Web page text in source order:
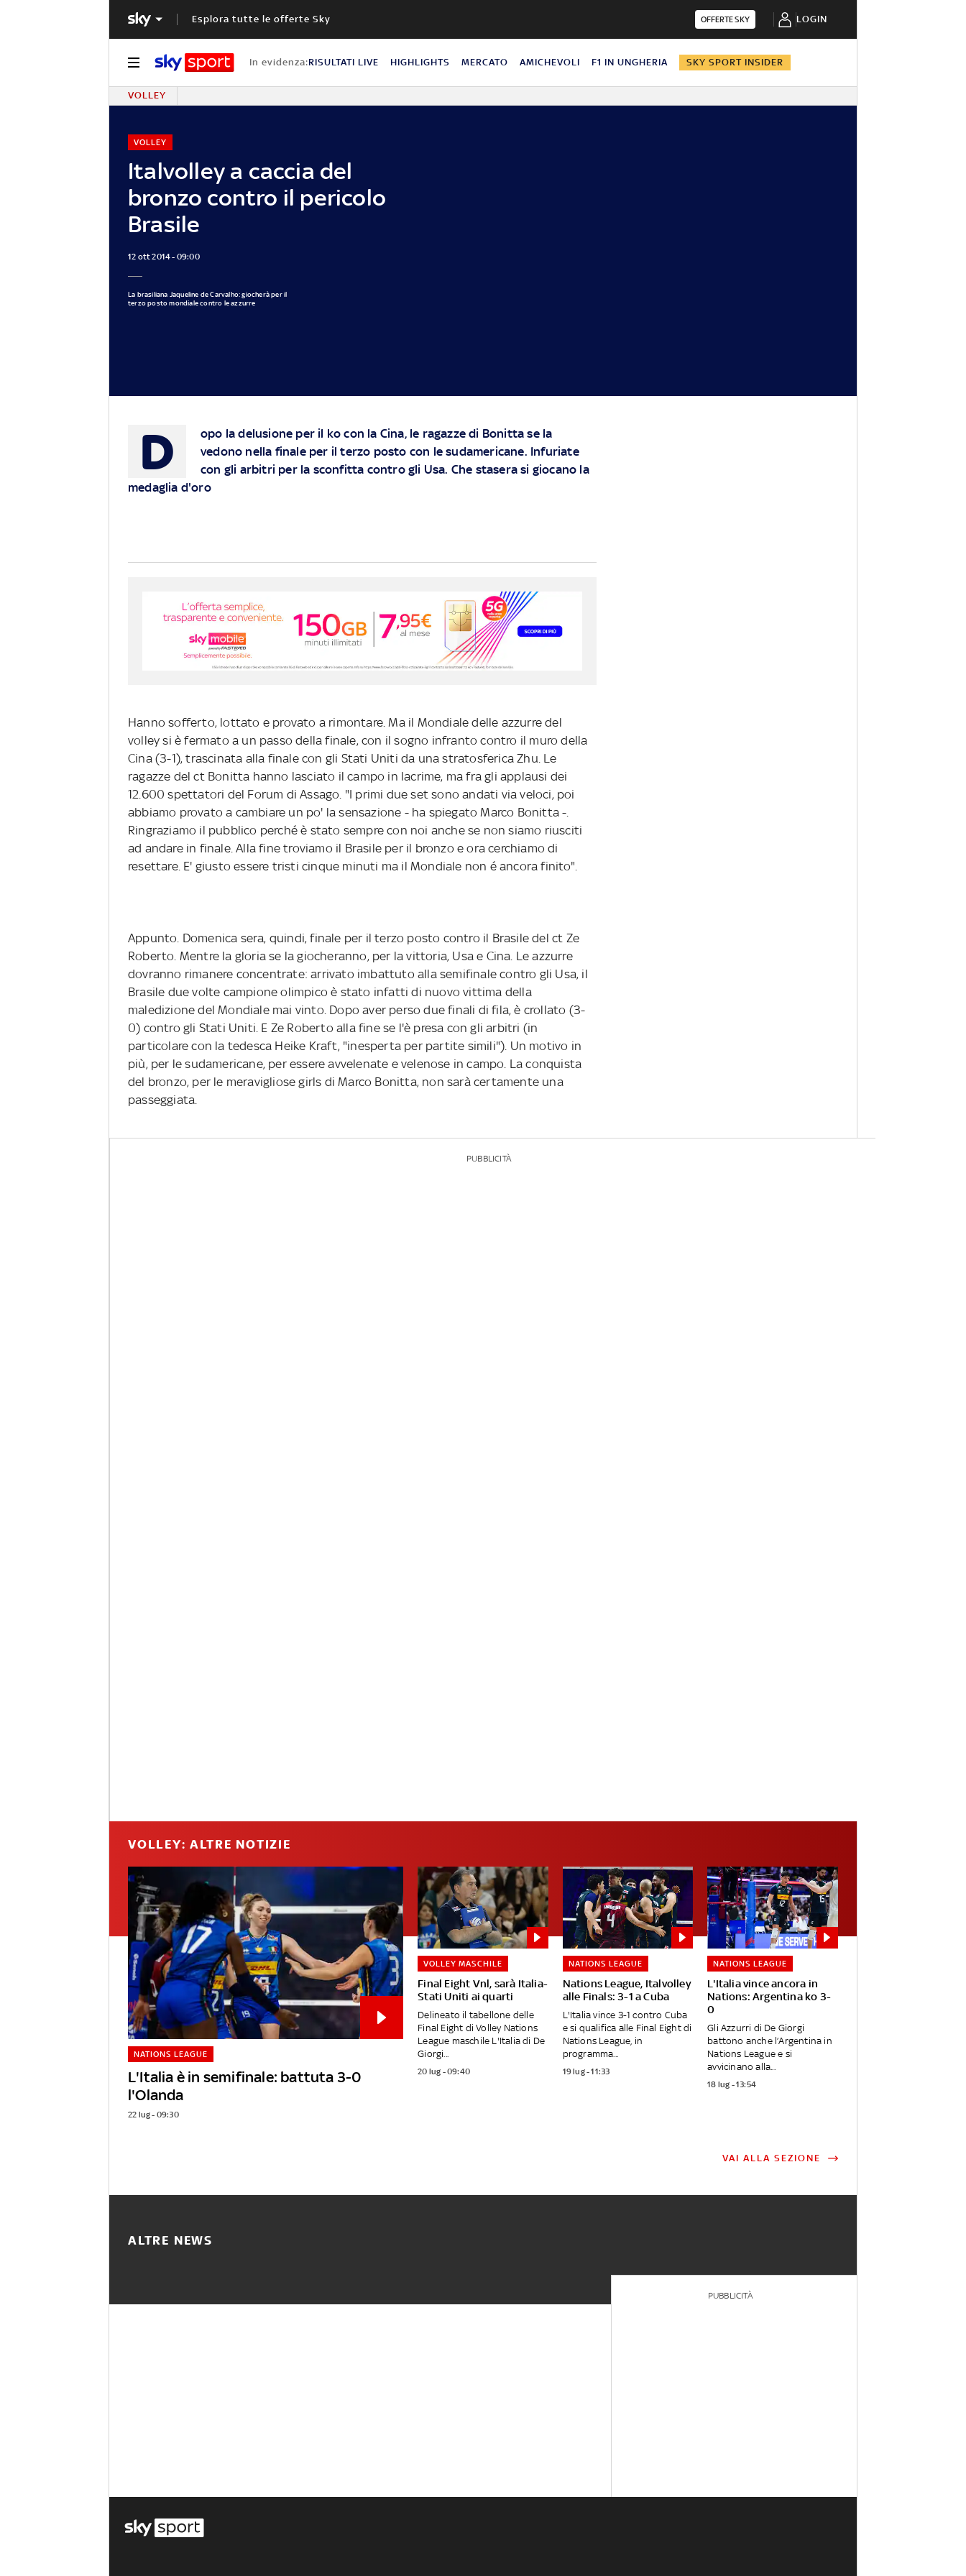
Esplora tutte le offerte Sky OFFERTE SKY LOGIN
In evidenza:RISULTATI LIVE HIGHLIGHTS MERCATO AMICHEVOLI F1 IN UNGHERIA SKY SPORT INSIDER
VOLLEY
Italvolley a caccia del
bronzo contro il pericolo
Brasile
VOLLEY
12 ott 2014 - 09:00
La brasiliana Jaqueline de Carvalho: giocherà per il
terzo posto mondiale contro le azzurre
D
opo la delusione per il ko con la Cina, le ragazze di Bonitta se la
vedono nella finale per il terzo posto con le sudamericane. Infuriate
con gli arbitri per la sconfitta contro gli Usa. Che stasera si giocano la
medaglia d'oro
Hanno sofferto, lottato e provato a rimontare. Ma il Mondiale delle azzurre del
volley si è fermato a un passo della finale, con il sogno infranto contro il muro della
Cina (3-1), trascinata alla finale con gli Stati Uniti da una stratosferica Zhu. Le
ragazze del ct Bonitta hanno lasciato il campo in lacrime, ma fra gli applausi dei
12.600 spettatori del Forum di Assago. "I primi due set sono andati via veloci, poi
abbiamo provato a cambiare un po' la sensazione - ha spiegato Marco Bonitta -.
Ringraziamo il pubblico perché è stato sempre con noi anche se non siamo riusciti
ad andare in finale. Alla fine troviamo il Brasile per il bronzo e ora cerchiamo di
resettare. E' giusto essere tristi cinque minuti ma il Mondiale non é ancora finito".
Appunto. Domenica sera, quindi, finale per il terzo posto contro il Brasile del ct Ze
Roberto. Mentre la gloria se la giocheranno, per la vittoria, Usa e Cina. Le azzurre
dovranno rimanere concentrate: arrivato imbattuto alla semifinale contro gli Usa, il
Brasile due volte campione olimpico è stato infatti di nuovo vittima della
maledizione del Mondiale mai vinto. Dopo aver perso due finali di fila, è crollato (3-
0) contro gli Stati Uniti. E Ze Roberto alla fine se l'è presa con gli arbitri (in
particolare con la tedesca Heike Kraft, "inesperta per partite simili"). Un motivo in
più, per le sudamericane, per essere avvelenate e velenose in campo. La conquista
del bronzo, per le meravigliose girls di Marco Bonitta, non sarà certamente una
passeggiata.
PUBBLICITÀ
VOLLEY: ALTRE NOTIZIE
L'Italia è in semifinale: battuta 3-0
l'Olanda
NATIONS LEAGUE
22 lug - 09:30
Final Eight Vnl, sarà Italia-
Stati Uniti ai quarti
VOLLEY MASCHILE
Delineato il tabellone delle
Final Eight di Volley Nations
League maschile L'Italia di De
Giorgi...
20 lug - 09:40
Nations League, Italvolley
alle Finals: 3-1 a Cuba
NATIONS LEAGUE
L'Italia vince 3-1 contro Cuba
e si qualifica alle Final Eight di
Nations League, in
programma...
19 lug - 11:33
L'Italia vince ancora in
Nations: Argentina ko 3-
0
NATIONS LEAGUE
Gli Azzurri di De Giorgi
battono anche l’Argentina in
Nations League e si
avvicinano alla...
18 lug - 13:54
VAI ALLA SEZIONE
ALTRE NEWS
PUBBLICITÀ